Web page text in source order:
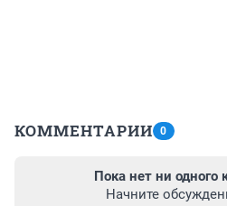
КОММЕНТАРИИ 0
Пока нет ни одного
Начните